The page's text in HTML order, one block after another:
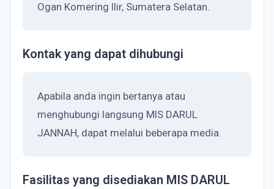
Ogan Komering Ilir, Sumatera Selatan.
Kontak yang dapat dihubungi
Apabila anda ingin bertanya atau
menghubungi langsung MIS DARUL
JANNAH, dapat melalui beberapa media.
Fasilitas yang disediakan MIS DARUL